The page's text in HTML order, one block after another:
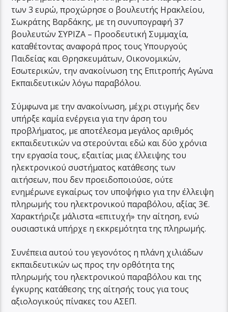
των 3 ευρώ, προχώρησε ο βουλευτής Ηρακλείου,
Σωκράτης Βαρδάκης, με τη συνυπογραφή 37
βουλευτών ΣΥΡΙΖΑ – Προοδευτική Συμμαχία,
καταθέτοντας αναφορά προς τους Υπουργούς
Παιδείας και Θρησκευμάτων, Οικονομικών,
Εσωτερικών, την ανακοίνωση της Επιτροπής Αγώνα
Εκπαιδευτικών λόγω παραβόλου.
Σύμφωνα με την ανακοίνωση, μέχρι στιγμής δεν
υπήρξε καμία ενέργεια για την άρση του
προβλήματος, με αποτέλεσμα μεγάλος αριθμός
εκπαιδευτικών να στερούνται εδώ και δύο χρόνια
την εργασία τους, εξαιτίας μιας έλλειψης του
ηλεκτρονικού συστήματος κατάθεσης των
αιτήσεων, που δεν προειδοποιούσε, ούτε
ενημέρωνε εγκαίρως τον υποψήφιο για την έλλειψη
πληρωμής του ηλεκτρονικού παραβόλου, αξίας 3€.
Χαρακτήριζε μάλιστα «επιτυχή» την αίτηση, ενώ
ουσιαστικά υπήρχε η εκκρεμότητα της πληρωμής.
Συνέπεια αυτού του γεγονότος η πλάνη χιλιάδων
εκπαιδευτικών ως προς την ορθότητα της
πληρωμής του ηλεκτρονικού παραβόλου και της
έγκυρης κατάθεσης της αίτησής τους για τους
αξιολογικούς πίνακες του ΑΣΕΠ.